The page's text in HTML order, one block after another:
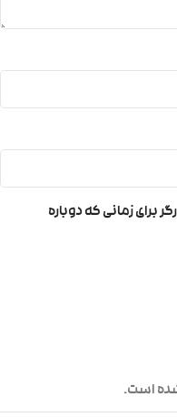
است.
برای زمانی که دوباره